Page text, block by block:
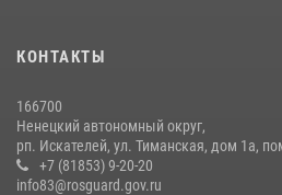
КОНТАКТЫ
166700
Ненецкий автономный округ,
рп. Искателей, ул. Тиманская, дом 1а,
+7 (81853) 9-20-20
info83@rosguard.gov.ru